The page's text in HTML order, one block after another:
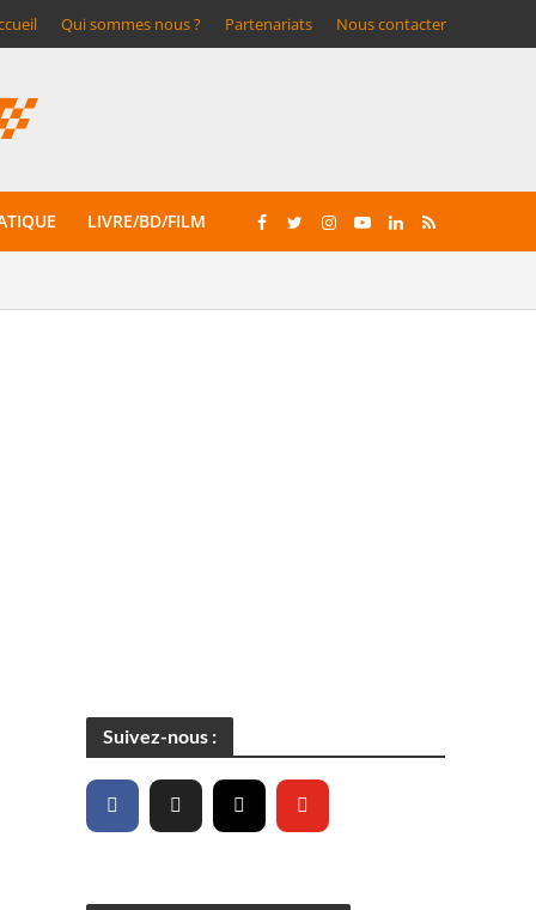
Qui sommes nous ? Partenariats Nous contacter
LIVRE/BD/FILM
Suivez-nous :